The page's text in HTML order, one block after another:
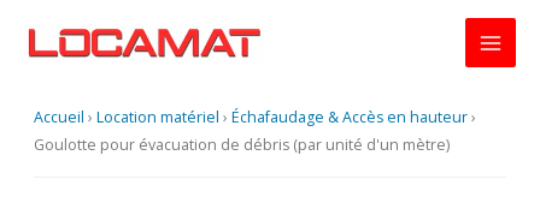
Accueil › Location matériel › Échafaudage & Accès en hauteur›
Goulotte pour évacuation de débris (par unité d'un mètre)